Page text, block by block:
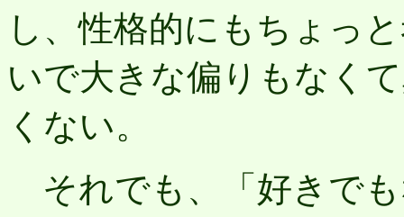
し、性格的にもちょっ
いで大きな偏りもなく
くない。
それでも、「好きで